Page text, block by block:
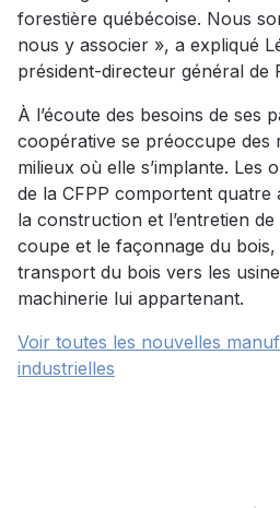
forestière québécoise. Nous
nous y associer », a expliqué
président-directeur général de
À l’écoute des besoins de ses
coopérative se préoccupe des
milieux où elle s’implante. Les
de la CFPP comportent quatre
la construction et l’entretien
coupe et le façonnage du
transport du bois vers les
machinerie lui appartenant.
Voir toutes les nouvelles
industrielles